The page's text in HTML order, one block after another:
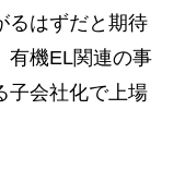
るはずだと期待
有機EL関連の事
子会社化で上場